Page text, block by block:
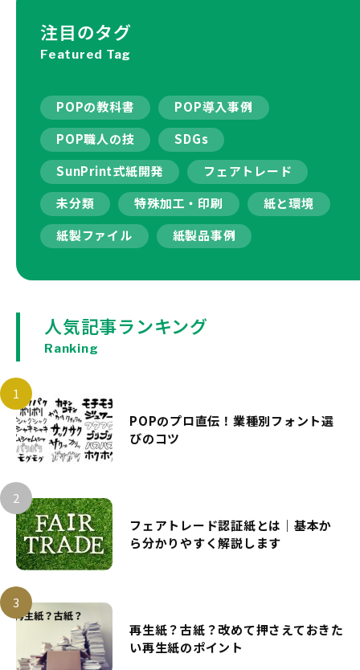
注目のタグ
Featured Tag
POPの教科書
POP導入事例
POP職人の技
SDGs
SunPrint式紙開発
フェアトレード
未分類
特殊加工・印刷
紙と環境
紙製ファイル
紙製品事例
人気記事ランキング
Ranking
POPのプロ直伝！業種別フォント選
びのコツ
フェアトレード認証紙とは｜基本か
ら分かりやすく解説します
再生紙？古紙？改めて押さえておきた
い再生紙のポイント